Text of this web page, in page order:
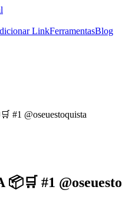
LinkFerramentasBlog
#1 @oseuestoquista
#1